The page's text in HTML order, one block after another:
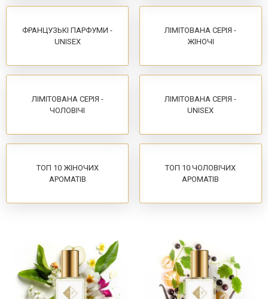
ФРАНЦУЗЬКІ ПАРФУМИ -
UNISEX
ЛІМІТОВАНА СЕРІЯ -
ЖІНОЧІ
ЛІМІТОВАНА СЕРІЯ -
ЧОЛОВІЧІ
ЛІМІТОВАНА СЕРІЯ -
UNISEX
ТОП 10 ЖІНОЧИХ
АРОМАТІВ
ТОП 10 ЧОЛОВІЧИХ
АРОМАТІВ